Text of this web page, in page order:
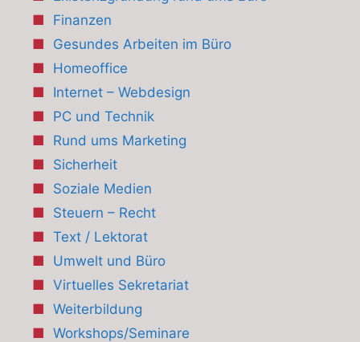
Finanzen
Gesundes Arbeiten im Büro
Homeoffice
Internet – Webdesign
PC und Technik
Rund ums Marketing
Sicherheit
Soziale Medien
Steuern – Recht
Text / Lektorat
Umwelt und Büro
Virtuelles Sekretariat
Weiterbildung
Workshops/Seminare